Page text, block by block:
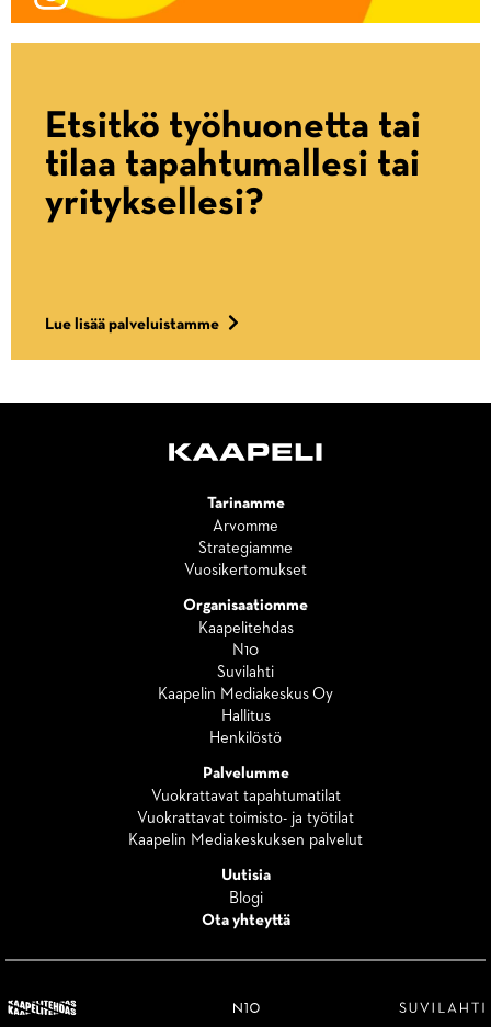
Etsitkö työhuonetta tai
tilaa tapahtumallesi tai
yrityksellesi?
Lue lisää palveluistamme
Tarinamme
Arvomme
Strategiamme
Vuosikertomukset
Organisaatiomme
Kaapelitehdas
N10
Suvilahti
Kaapelin Mediakeskus Oy
Hallitus
Henkilöstö
Palvelumme
Vuokrattavat tapahtumatilat
Vuokrattavat toimisto- ja työtilat
Kaapelin Mediakeskuksen palvelut
Uutisia
Blogi
Ota yhteyttä